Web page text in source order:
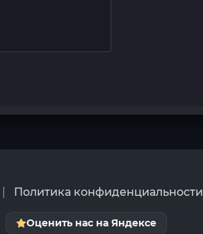
Политика конфиденциальности
Оценить нас на Яндексе